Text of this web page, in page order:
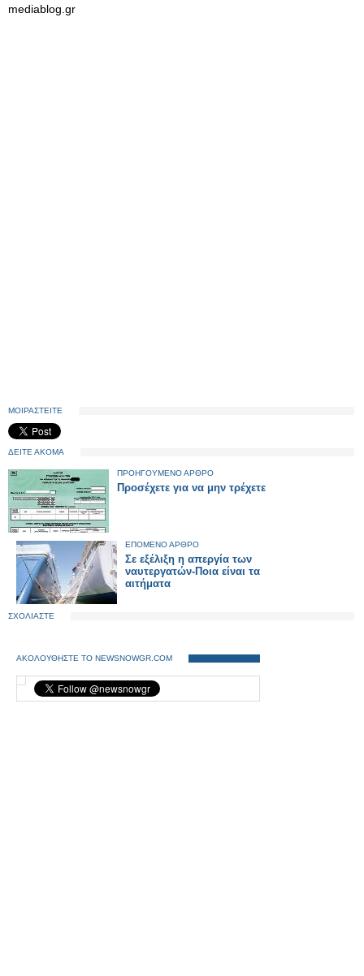
mediablog.gr
ΜΟΙΡΑΣΤΕΙΤΕ
ΔΕΙΤΕ ΑΚΟΜΑ
ΠΡΟΗΓΟΥΜΕΝΟ ΑΡΘΡΟ
Προσέχετε για να μην τρέχετε
ΕΠΟΜΕΝΟ ΑΡΘΡΟ
Σε εξέλιξη η απεργία των
ναυτεργατών-Ποια είναι τα
αιτήματα
ΣΧΟΛΙΑΣΤΕ
ΑΚΟΛΟΥΘΗΣΤΕ ΤΟ NEWSNOWGR.COM